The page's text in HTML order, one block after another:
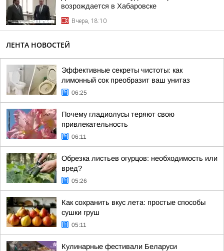
возрождается в Хабаровске
Вчера, 18:10
ЛЕНТА НОВОСТЕЙ
Эффективные секреты чистоты: как
лимонный сок преобразит ваш унитаз
06:25
Почему гладиолусы теряют свою
привлекательность
06:11
Обрезка листьев огурцов: необходимость или
вред?
05:26
Как сохранить вкус лета: простые способы
сушки груш
05:11
Кулинарные фестивали Беларуси